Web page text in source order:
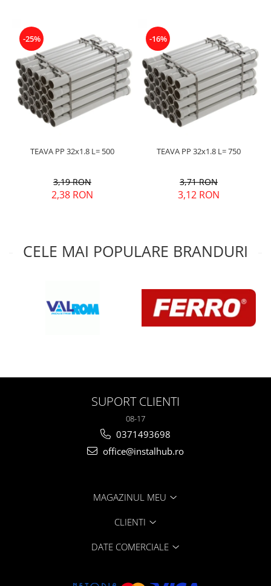
-25%
TEAVA PP 32x1.8 L= 500
3,19 RON
2,38 RON
-16%
TEAVA PP 32x1.8 L= 750
3,71 RON
3,12 RON
CELE MAI POPULARE BRANDURI
SUPORT CLIENTI
08-17
0371493698
office@instalhub.ro
MAGAZINUL MEU
CLIENTI
DATE COMERCIALE